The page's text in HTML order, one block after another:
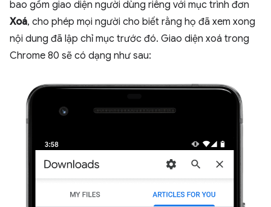
bao gồm giao diện người dùng riêng với mục trình đơn
Xoá, cho phép mọi người cho biết rằng họ đã xem xong
nội dung đã lập chỉ mục trước đó. Giao diện xoá trong
Chrome 80 sẽ có dạng như sau: